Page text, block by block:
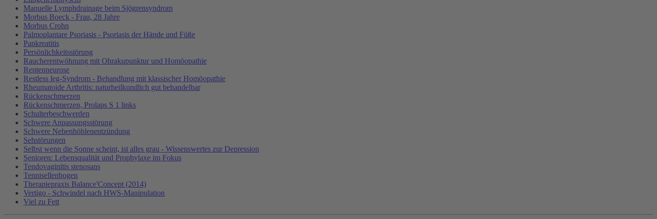
Manuelle Lymphdrainage beim Sjögrensyndrom
Morbus Boeck - Frau, 28 Jahre
Morbus Crohn
Palmoplantare Psoriasis - Psoriasis der Hände und Füße
Pankreatitis
Persönlichkeitsstörung
Raucherentwöhnung mit Ohrakupunktur und Homöopathie
Rentenneurose
Restless leg-Syndrom - Behandlung mit klassischer Homöopathie
Rheumatoide Arthritis: naturheilkundlich gut behandelbar
Rückenschmerzen
Rückenschmerzen, Prolaps S 1 links
Schulterbeschwerden
Schwere Anpassungsstörung
Schwere Nebenhöhlenentzündung
Sehstörungen
Selbst wenn die Sonne scheint, ist alles grau - Wissenswertes zur Depression
Senioren: Lebensqualität und Prophylaxe im Fokus
Tendovaginitis stenosans
Tennisellenbogen
Therapiepraxis Balance'Concept (2014)
Vertigo - Schwindel nach HWS-Manipulation
Viel zu Fett